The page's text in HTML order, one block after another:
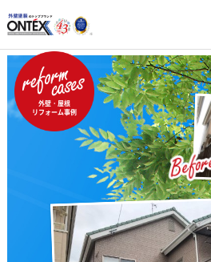
外壁・屋根
リフォーム事例